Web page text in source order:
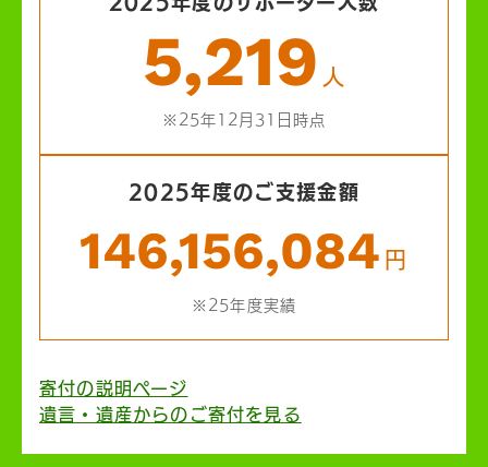
5,219 人
※25年12月31日時点
2025年度のご支援金額
146,156,084 円
※25年度実績
寄付の説明ページ
遺言・遺産からのご寄付を見る